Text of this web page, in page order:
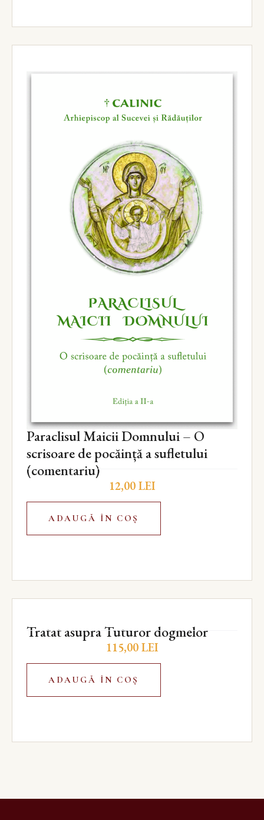
Paraclisul Maicii Domnului – O
scrisoare de pocăință a sufletului
(comentariu)
12,00LEI
ADAUGĂ ÎN COȘ
Tratat asupra Tuturor dogmelor
115,00LEI
ADAUGĂ ÎN COȘ